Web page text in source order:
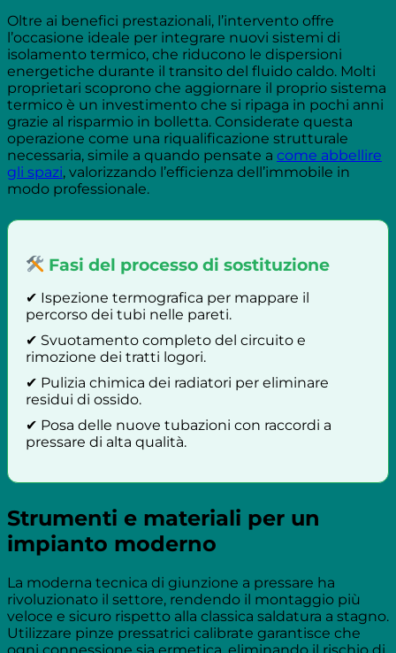
Oltre ai benefici prestazionali, l’intervento offre
l’occasione ideale per integrare nuovi sistemi di
isolamento termico, che riducono le dispersioni
energetiche durante il transito del fluido caldo. Molti
proprietari scoprono che aggiornare il proprio sistema
termico è un investimento che si ripaga in pochi anni
grazie al risparmio in bolletta. Considerate questa
operazione come una riqualificazione strutturale
necessaria, simile a quando pensate a come abbellire
gli spazi, valorizzando l’efficienza dell’immobile in
modo professionale.
Fasi del processo di sostituzione
✔ Ispezione termografica per mappare il
percorso dei tubi nelle pareti.
✔ Svuotamento completo del circuito e
rimozione dei tratti logori.
✔ Pulizia chimica dei radiatori per eliminare
residui di ossido.
✔ Posa delle nuove tubazioni con raccordi a
pressare di alta qualità.
Strumenti e materiali per un
impianto moderno
La moderna tecnica di giunzione a pressare ha
rivoluzionato il settore, rendendo il montaggio più
veloce e sicuro rispetto alla classica saldatura a stagno.
Utilizzare pinze pressatrici calibrate garantisce che